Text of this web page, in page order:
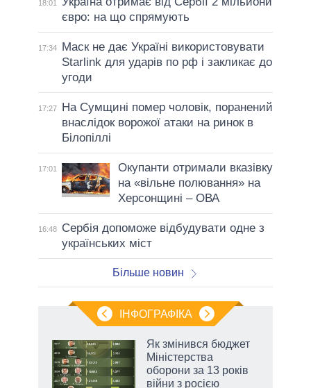
18:01
євро: на що спрямують
17:34
Маск не дає Україні використовувати
Starlink для ударів по рф і закликає до
угоди
17:27
На Сумщині помер чоловік, поранений
внаслідок ворожої атаки на ринок в
Білопіллі
17:01
Окупанти отримали вказівку
на «вільне полювання» на
Херсонщині – ОВА
16:48
Сербія допоможе відбудувати одне з
українських міст
Більше новин
ІНФОГРАФІКА
Як змінився бюджет
Міністерства
оборони за 13 років
війни з росією